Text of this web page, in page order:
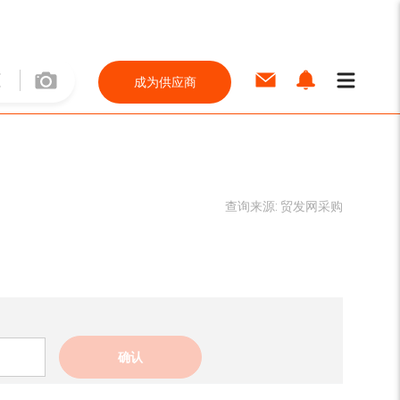
成为供应商
查询来源: 贸发网采购
确认